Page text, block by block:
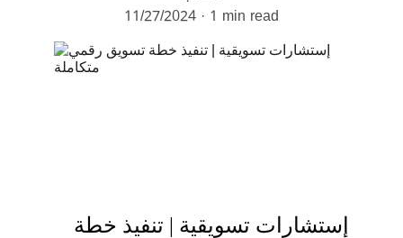
11/27/2024 1 min read
إستشارات تسويقية | تنفيذ خطة